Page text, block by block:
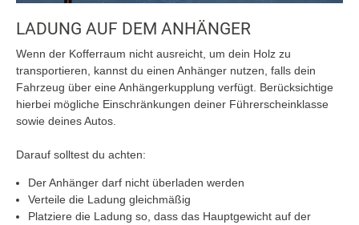
LADUNG AUF DEM ANHÄNGER
Wenn der Kofferraum nicht ausreicht, um dein Holz zu
transportieren, kannst du einen Anhänger nutzen, falls dein
Fahrzeug über eine Anhängerkupplung verfügt. Berücksichtige
hierbei mögliche Einschränkungen deiner Führerscheinklasse
sowie deines Autos.
Darauf solltest du achten:
Der Anhänger darf nicht überladen werden
Verteile die Ladung gleichmäßig
Platziere die Ladung so, dass das Hauptgewicht auf der